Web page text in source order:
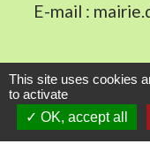
E-mail :
Communauté
This site uses cookies
to activate
OK, accept all